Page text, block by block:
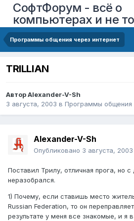
СофтФорум - всё о
компьютерах и не
Программы общения через интернет
TRILLIAN
АвторAlexander-V-Sh
3 августа, 2003 в Программы общения
Alexander-V-Sh
Опубликовано 3 августа, 2003
Поставил Трилу, отличная прога, но
неразобрался.
1) Почему, если ставишь место
Russian Federation, то он
результате у меня все знакомые, и я